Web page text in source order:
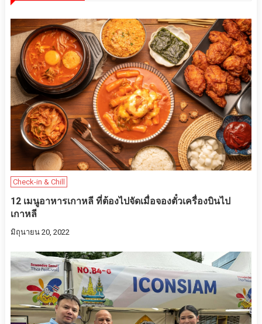
Check-in & Chill
12 เมนูอาหารเกาหลี ที่ต้องไปจัดเมื่อจองตั๋วเครื่องบินไป
เกาหลี
มิถุนายน 20, 2022